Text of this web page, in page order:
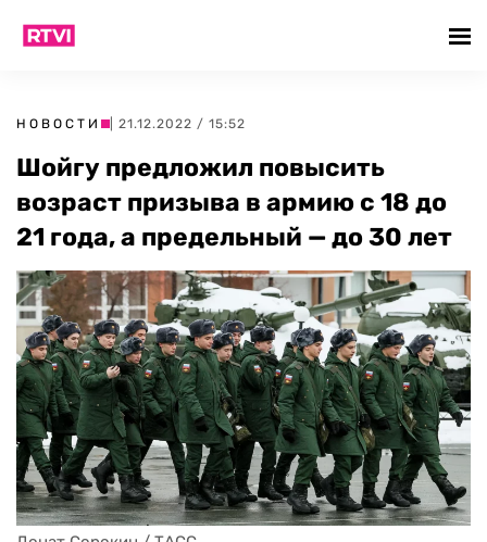
НОВОСТИ | 21.12.2022 / 15:52
Шойгу предложил повысить
возраст призыва в армию с 18 до
21 года, а предельный — до 30 лет